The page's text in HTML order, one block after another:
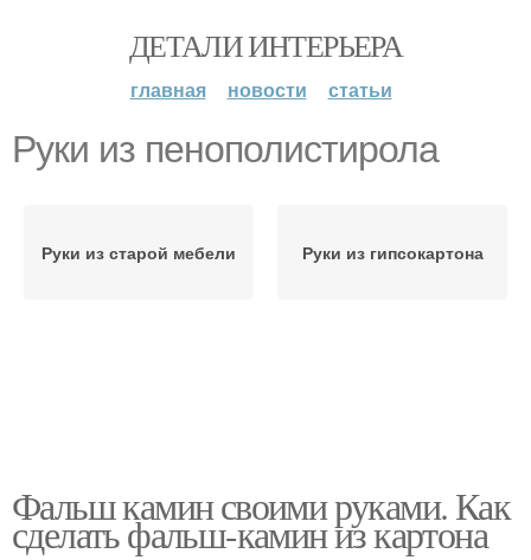
ДЕТАЛИ ИНТЕРЬЕРА
главная новости статьи
Руки из пенополистирола
Руки из старой мебели Руки из гипсокартона
Фальш камин своими руками. Как
сделать фальш-камин из картона